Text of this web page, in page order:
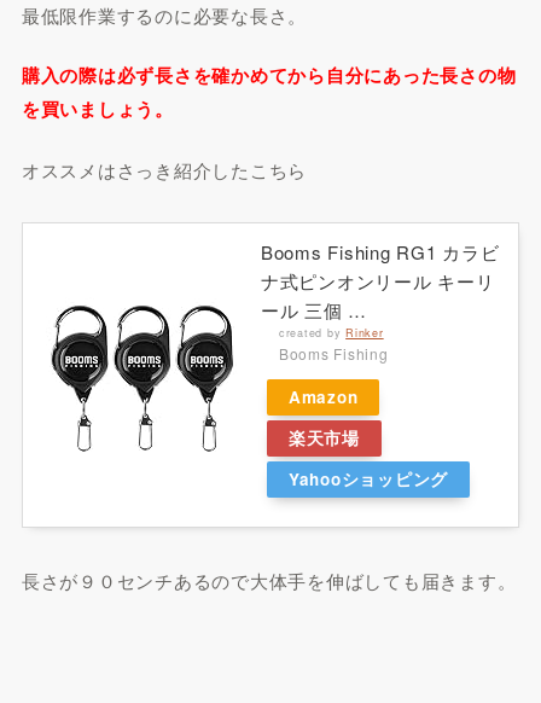
最低限作業するのに必要な長さ。
購入の際は必ず長さを確かめてから自分にあった長さの物
を買いましょう。
オススメはさっき紹介したこちら
Booms Fishing RG1 カラビ
ナ式ピンオンリール キーリ
ール 三個 …
created byRinker
Booms Fishing
Amazon
楽天市場
Yahooショッピング
長さが９０センチあるので大体手を伸ばしても届きます。